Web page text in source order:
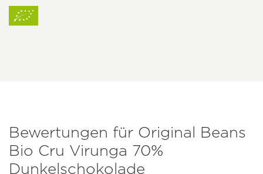
Bewertungen für Original Beans
Bio Cru Virunga 70%
Dunkelschokolade